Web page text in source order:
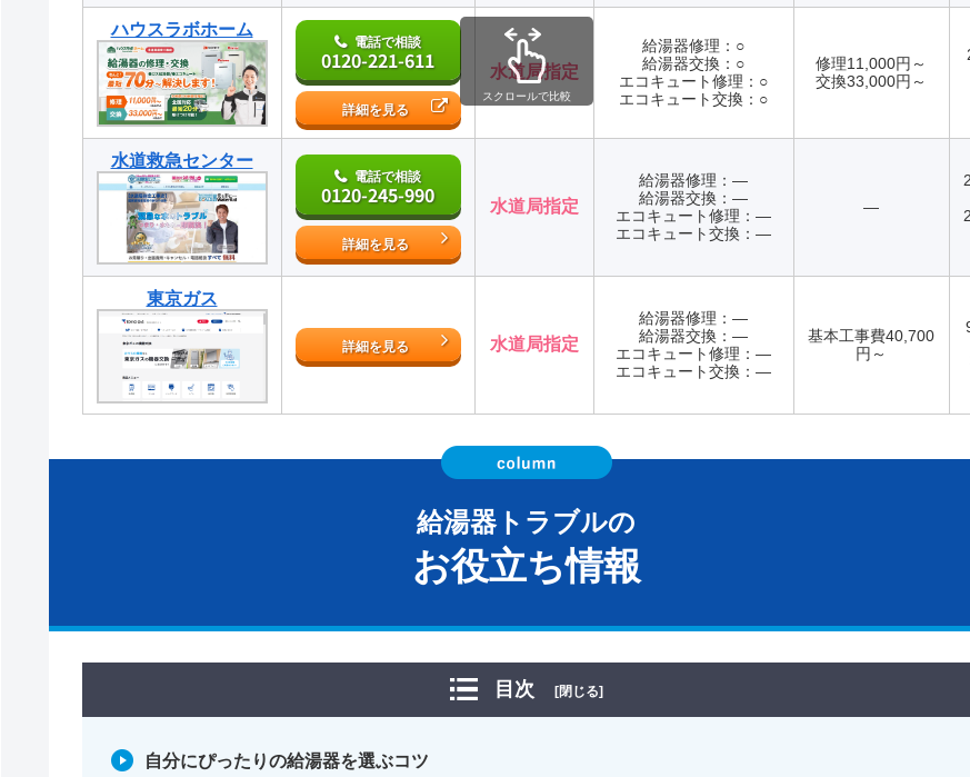
ハウスラボホーム
電話で相談
0120-221-611
詳細を見る
水道局指定
給湯器修理：○
給湯器交換：○
エコキュート修理：○
エコキュート交換：○
修理11,000円～
交換33,000円～
水道救急センター
電話で相談
0120-245-990
詳細を見る
水道局指定
給湯器修理：―
給湯器交換：―
エコキュート修理：―
エコキュート交換：―
―
東京ガス
詳細を見る 水道局指定
給湯器修理：―
給湯器交換：―
エコキュート修理：―
エコキュート交換：―
基本工事費40,700
円～
スクロールで比較
給湯器トラブルの
お役立ち情報
目次 [閉じる]
自分にぴったりの給湯器を選ぶコツ